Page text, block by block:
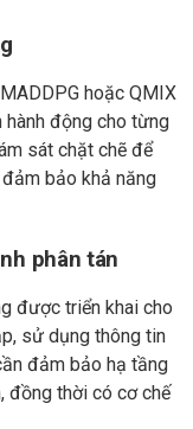
hoặc QMIX
động cho từng
sát chặt chẽ để
bảo khả năng
phân tán
được triển khai cho
sử dụng thông tin
đảm bảo hạ tầng
đồng thời có cơ chế